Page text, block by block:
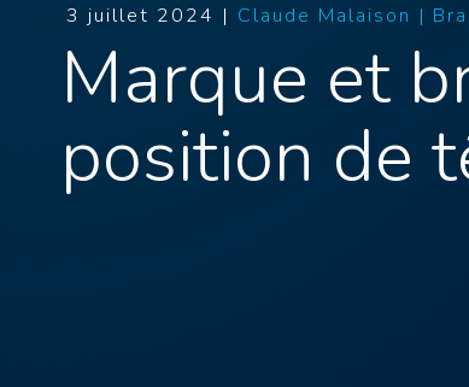
3 juillet 2024 | Claude Malaison |
Marque et
position de